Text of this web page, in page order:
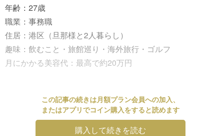
年齢：27歳
職業：事務職
住居：港区（旦那様と2人暮らし）
趣味：飲むこと・旅館巡り・海外旅行・ゴルフ
月にかかる美容代：最高で約20万円
この記事の続きは月額プラン会員への加入、
またはアプリでコイン購入をすると読めます
購入して続きを読む